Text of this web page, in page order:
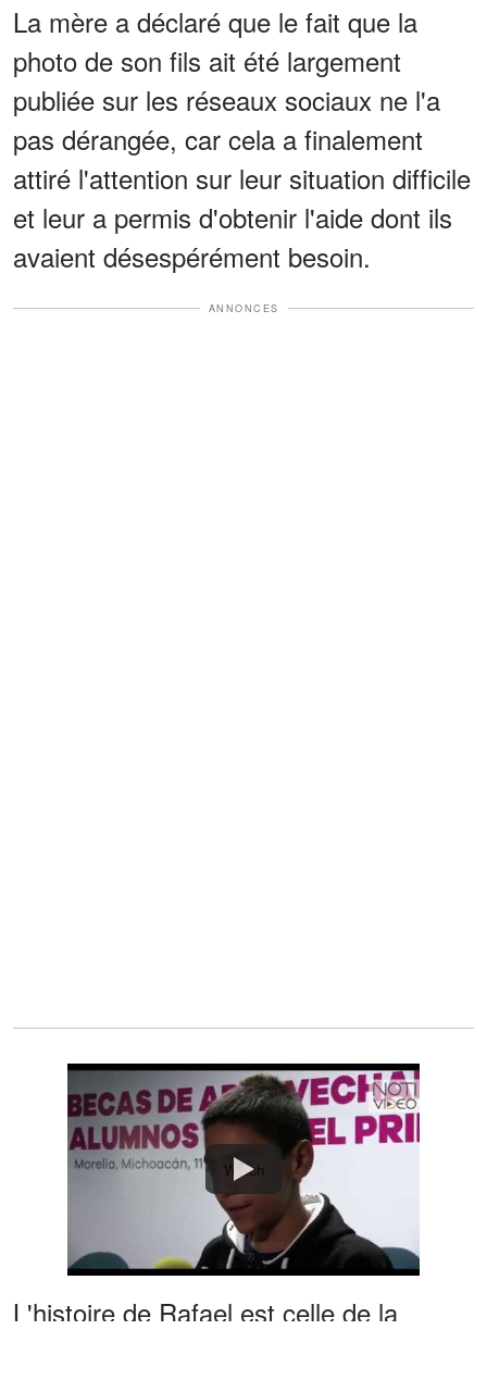
La mère a déclaré que le fait que la
photo de son fils ait été largement
publiée sur les réseaux sociaux ne l'a
pas dérangée, car cela a finalement
attiré l'attention sur leur situation difficile
et leur a permis d'obtenir l'aide dont ils
avaient désespérément besoin.
ANNONCES
Watch
L'histoire de Rafael est celle de la